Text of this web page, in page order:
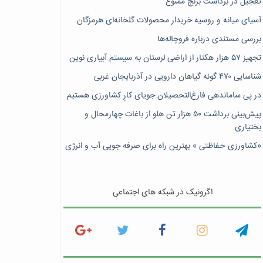
آسیای میانه و روسیه خریدار محصولات گلخانه‌ای هرمزگان
بررسی مستندی درباره فروچاله‌ها
تجهیز ۵۷ هزار هکتار از اراضی لرستان به سیستم آبیاری نوین
شناسایی ۴۷٠ گونه گیاهان دارویی در آذربایجان غربی
در پی ساماندهی فارغ‌التحصیلان جویای کارِ کشاورزی هستیم
پیش‎‌بینی برداشت ۵۰ هزار تن هلو از باغات چهارمحال و
بختیاری
«کشاورزی حفاظتی » بهترین راه برای صرفه جویی آب و انرژی
اگرونیک در شبکه های اجتماعی